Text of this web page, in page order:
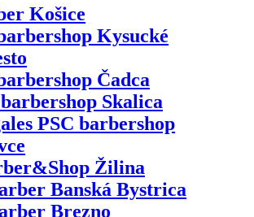
Košice
Kysucké
Čadca
Skalica
PSC barbershop
Žilina
Banská Bystrica
Brezno